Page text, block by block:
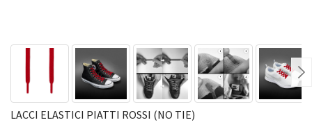
LACCI ELASTICI PIATTI ROSSI (NO TIE)